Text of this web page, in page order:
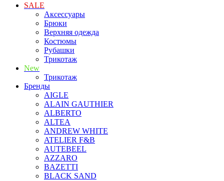
SALE
Аксессуары
Брюки
Верхняя одежда
Костюмы
Рубашки
Трикотаж
New
Трикотаж
Бренды
AIGLE
ALAIN GAUTHIER
ALBERTO
ALTEA
ANDREW WHITE
ATELIER F&B
AUTEBEEL
AZZARO
BAZETTI
BLACK SAND